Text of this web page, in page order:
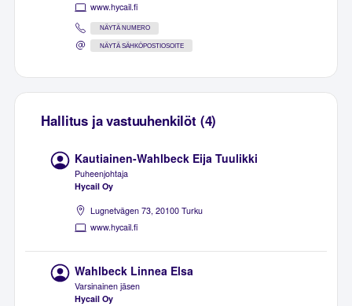
www.hycail.fi
NÄYTÄ NUMERO
NÄYTÄ SÄHKÖPOSTIOSOITE
Hallitus ja vastuuhenkilöt (4)
Kautiainen-Wahlbeck Eija Tuulikki
Puheenjohtaja
Hycail Oy
Lugnetvägen 73, 20100 Turku
www.hycail.fi
Wahlbeck Linnea Elsa
Varsinainen jäsen
Hycail Oy